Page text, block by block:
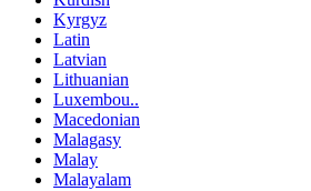
Kyrgyz
Latin
Latvian
Lithuanian
Luxembou..
Macedonian
Malagasy
Malay
Malayalam